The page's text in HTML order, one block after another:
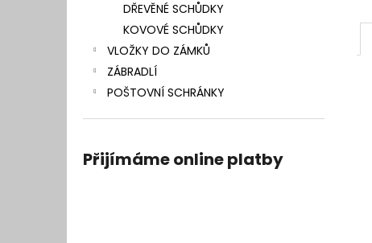
DŘEVĚNÉ SCHŮDKY
KOVOVÉ SCHŮDKY
VLOŽKY DO ZÁMKŮ
ZÁBRADLÍ
POŠTOVNÍ SCHRÁNKY
Přijímáme online platby